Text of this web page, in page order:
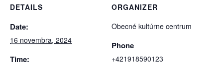
DETAILS
Date:
16 novembra, 2024
Time:
ORGANIZER
Obecné kultúrne centrum
Phone
+421918590123